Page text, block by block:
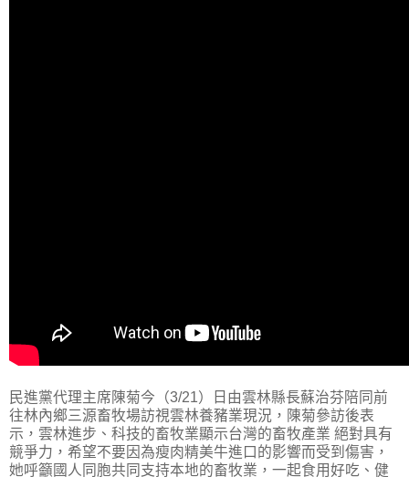
民進黨代理主席陳菊今（3/21）日由雲林縣長蘇治芬陪同前
往林內鄉三源畜牧場訪視雲林養豬業現況，陳菊參訪後表
示，雲林進步、科技的畜牧業顯示台灣的畜牧產業 絕對具有
競爭力，希望不要因為瘦肉精美牛進口的影響而受到傷害，
她呼籲國人同胞共同支持本地的畜牧業，一起食用好吃、健